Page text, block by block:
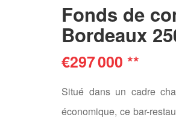
Fonds de
Bordeaux
€297 000 **
Situé dans un cadre
économique, ce bar-